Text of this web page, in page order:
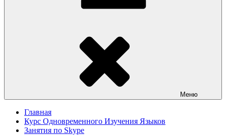
Меню
Главная
Курс Одновременного Изучения Языков
Занятия по Skype